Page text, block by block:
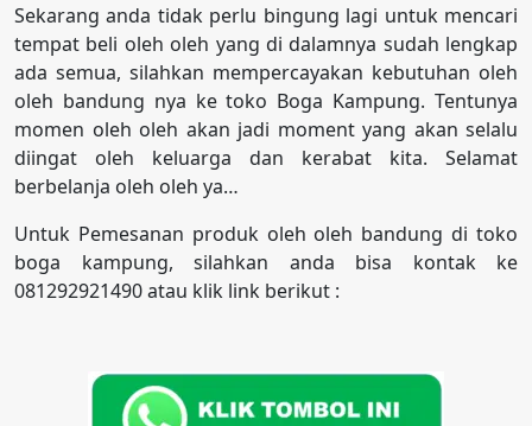
Sekarang anda tidak perlu bingung lagi untuk mencari
tempat beli oleh oleh yang di dalamnya sudah lengkap
ada semua, silahkan mempercayakan kebutuhan oleh
oleh bandung nya ke toko Boga Kampung. Tentunya
momen oleh oleh akan jadi moment yang akan selalu
diingat oleh keluarga dan kerabat kita. Selamat
berbelanja oleh oleh ya…
Untuk Pemesanan produk oleh oleh bandung di toko
boga kampung, silahkan anda bisa kontak ke
081292921490 atau klik link berikut :